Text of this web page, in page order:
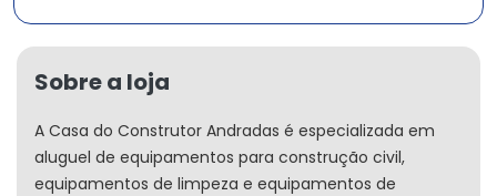
Sobre a loja
A Casa do Construtor Andradas é especializada em
aluguel de equipamentos para construção civil,
equipamentos de limpeza e equipamentos de